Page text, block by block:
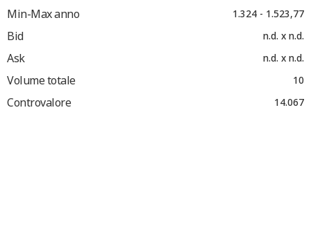
Min-Max anno 1.324 - 1.523,77
Bid n.d. x n.d.
Ask n.d. x n.d.
Volume totale 10
Controvalore 14.067